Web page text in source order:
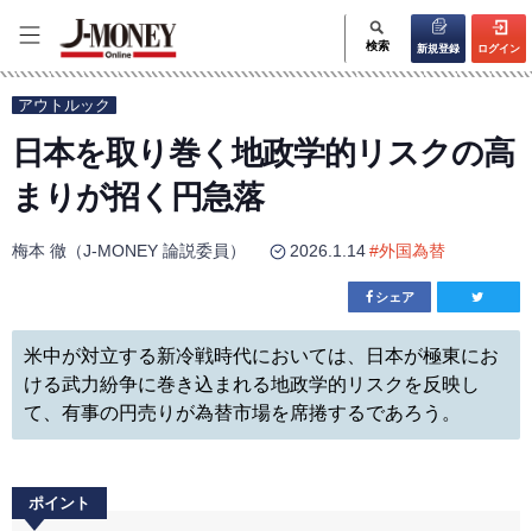
検索 新規登録 ログイン
アウトルック
日本を取り巻く地政学的リスクの高
まりが招く円急落
梅本 徹（J-MONEY 論説委員） 2026.1.14#外国為替
シェア
米中が対立する新冷戦時代においては、日本が極東にお
ける武力紛争に巻き込まれる地政学的リスクを反映し
て、有事の円売りが為替市場を席捲するであろう。